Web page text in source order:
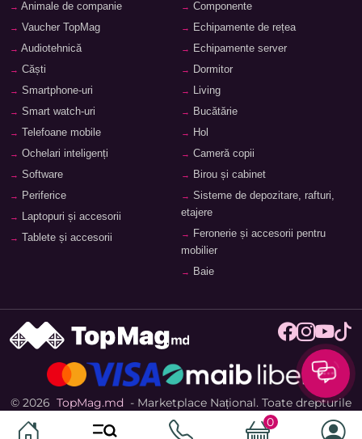
0
Animale de companie
Vaucher TopMag
Audiotehnică
Căști
Smartphone-uri
Smart watch-uri
Telefoane mobile
Ochelari inteligenți
Software
Periferice
Laptopuri și accesorii
Tablete și accesorii
Componente
Echipamente de rețea
Echipamente server
Dormitor
Living
Bucătărie
Hol
Cameră copii
Birou și cabinet
Sisteme de depozitare, rafturi,
etajere
Feronerie și accesorii pentru
mobilier
Baie
© 2026 TopMag.md - Marketplace Național. Toate drepturile
rezervate.